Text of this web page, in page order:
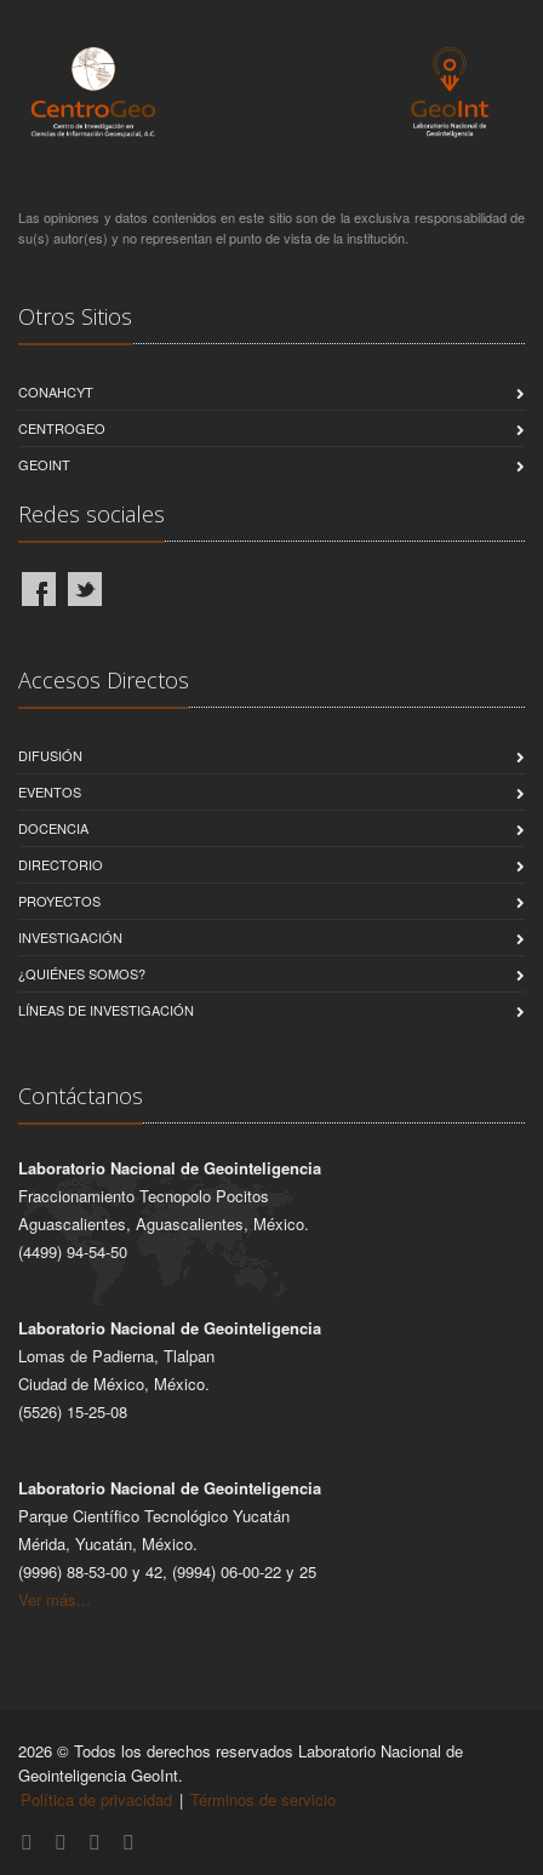
Las opiniones y datos contenidos en este sitio son de la exclusiva responsabilidad de
su(s) autor(es) y no representan el punto de vista de la institución.
Otros Sitios
CONAHCYT
CENTROGEO
GEOINT
Redes sociales
Accesos Directos
DIFUSIÓN
EVENTOS
DOCENCIA
DIRECTORIO
PROYECTOS
INVESTIGACIÓN
¿QUIÉNES SOMOS?
LÍNEAS DE INVESTIGACIÓN
Contáctanos
Laboratorio Nacional de Geointeligencia
Fraccionamiento Tecnopolo Pocitos
Aguascalientes, Aguascalientes, México.
(4499) 94-54-50
Laboratorio Nacional de Geointeligencia
Lomas de Padierna, Tlalpan
Ciudad de México, México.
(5526) 15-25-08
Laboratorio Nacional de Geointeligencia
Parque Científico Tecnológico Yucatán
Mérida, Yucatán, México.
(9996) 88-53-00 y 42, (9994) 06-00-22 y 25
Ver más...
2026 © Todos los derechos reservados Laboratorio Nacional de
Geointeligencia GeoInt.
Política de privacidad | Términos de servicio